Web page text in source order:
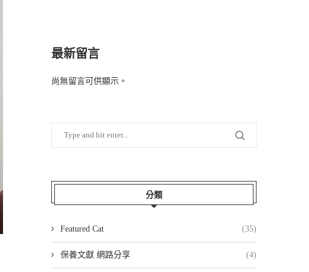
最新留言
尚無留言可供顯示。
分類
Featured Cat (35)
保養文獻 網路分享 (4)